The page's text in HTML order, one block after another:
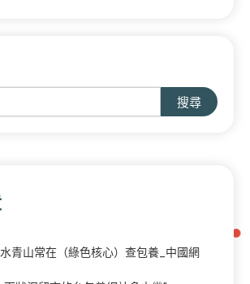
搜尋
青山常在（綠色核心）查包養_中國網